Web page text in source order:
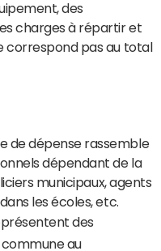
des
charges à répartir et
correspond pas au total
de dépense rassemble
dépendant de la
municipaux, agents
les écoles, etc.
des
au